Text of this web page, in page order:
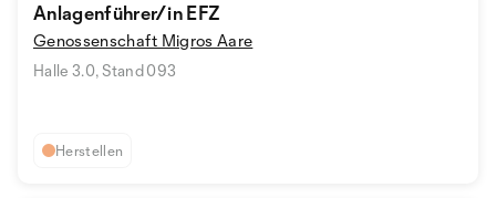
Anlagenführer/in EFZ
Genossenschaft Migros Aare
Halle 3.0, Stand 093
Herstellen